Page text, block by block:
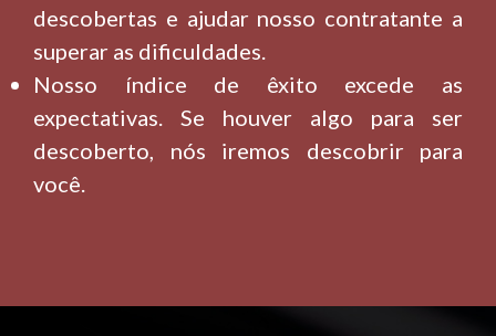
descobertas e ajudar nosso contratante a
superar as dificuldades.
Nosso índice de êxito excede as
expectativas. Se houver algo para ser
descoberto, nós iremos descobrir para
você.